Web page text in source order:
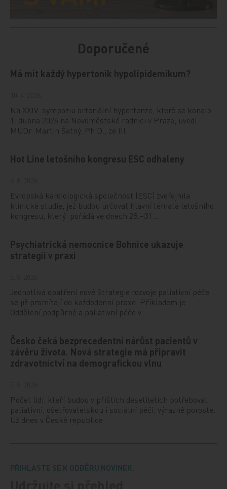
Doporučené
Má mít každý hypertonik hypolipidemikum?
Na XXIV. sympoziu arteriální hypertenze, které se konalo
1. dubna 2026 na Novoměstské radnici v Praze, uvedl
MUDr. Martin Šatný, Ph.D., ze III.…
Hot Line letošního kongresu ESC odhaleny
Evropská kardiologická společnost (ESC) zveřejnila
klinické studie, jež budou určovat hlavní témata letošního
kongresu, který pořádá ve dnech 28.–31…
Psychiatrická nemocnice Bohnice ukazuje
strategii v praxi
Jednotlivá opatření nové Strategie rozvoje paliativní péče
se již promítají do každodenní praxe. Příkladem je
Oddělení podpůrné a paliativní péče v…
Česko čeká bezprecedentní nárůst pacientů v
závěru života. Nová strategie má připravit
zdravotnictví na demografickou vlnu
Počet lidí, kteří budou v příštích desetiletích potřebovat
paliativní, ošetřovatelskou i sociální péči, výrazně poroste.
Už dnes v České republice…
PŘIHLASTE SE K ODBĚRU NOVINEK.